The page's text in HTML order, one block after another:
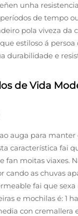
unha
de tempo
pola viveza da
estiloso á persoa
durabilidade e
de Vida
auga para manter
característica fai
moitas viaxes.
cando as chuvas
fai que
e mochilas é: 1
con cremallera